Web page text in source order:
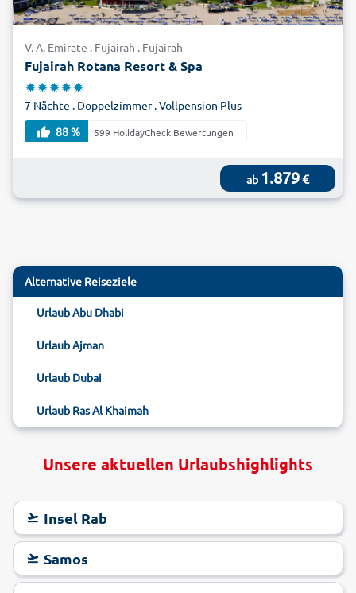
V. A. Emirate . Fujairah . Fujairah
Fujairah Rotana Resort & Spa
7 Nächte . Doppelzimmer . Vollpension Plus
88 %
599 HolidayCheck Bewertungen
ab 1.879€
Alternative Reiseziele
Urlaub Abu Dhabi
Urlaub Ajman
Urlaub Dubai
Urlaub Ras Al Khaimah
Unsere aktuellen Urlaubshighlights
Insel Rab
Samos